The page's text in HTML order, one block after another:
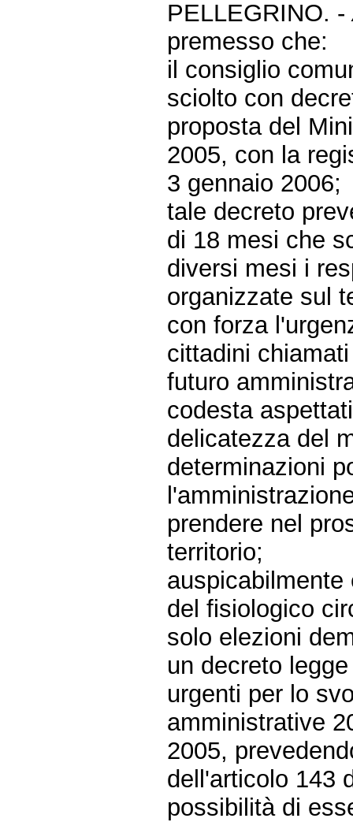
PELLEGRINO. -
premesso che:
il consiglio
sciolto con
proposta del
2005, con la
3 gennaio 2006;
tale decreto
di 18 mesi che
diversi mesi i
organizzate sul
con forza
cittadini
futuro
codesta
delicatezza del
determinazioni
prendere nel
territorio;
del fisiologico
solo elezioni
un decreto
urgenti per lo
amministrative
2005,
dell'articolo 143
possibilità di